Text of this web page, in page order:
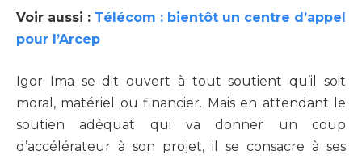
Voir aussi : Télécom : bientôt un centre d’appel
pour l’Arcep
Igor Ima se dit ouvert à tout soutient qu’il soit
moral, matériel ou financier. Mais en attendant le
soutien adéquat qui va donner un coup
d’accélérateur à son projet, il se consacre à ses